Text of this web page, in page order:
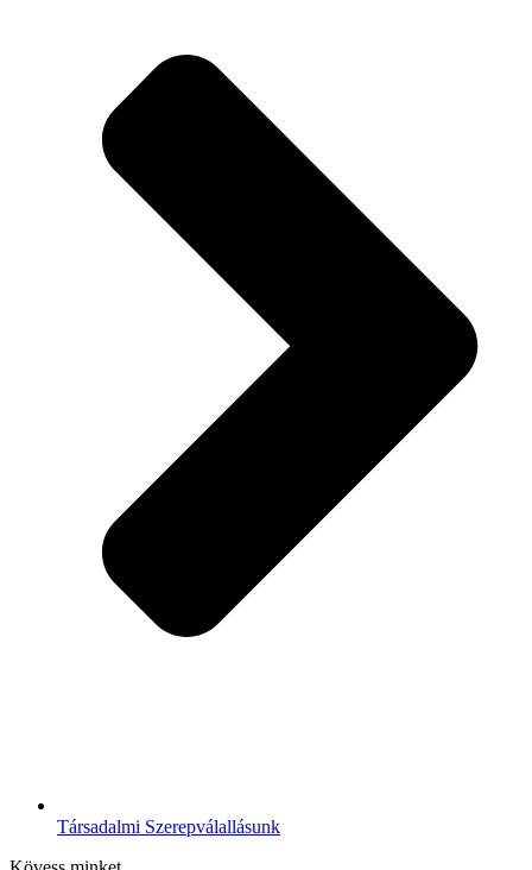
Társadalmi Szerepválallásunk